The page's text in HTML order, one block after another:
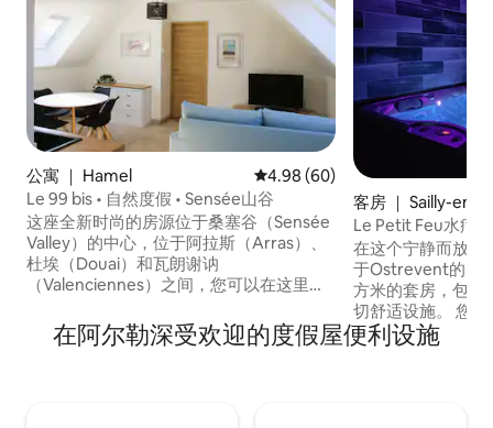
公寓 ｜ Hamel 平均评分 4.98 分（满分 5 分）
4.98 (60)
Le 99 bis • 自然度假 • Sensée山谷
这座全新时尚的房源位于桑塞谷（Sensée
Valley）的中心，位于阿拉斯（Arras）、
杜埃（Douai）和瓦朗谢讷
（Valenciennes）之间，您可以在这里放
年）脚下，距离绰号「仙女厨房」的神秘
巨石阵仅几步之遥，我们欢迎您来到一个
客房 ｜ Sailly-en-
Le Petit Feu水疗
缸、桑拿房等
在这个宁静而放松
于Ostrevent的乡
方米的套房，包括
切舒适设施。 您
缸、一个红外桑拿
个厨房、一张特大
在阿尔勒深受欢迎的度假屋便利设施